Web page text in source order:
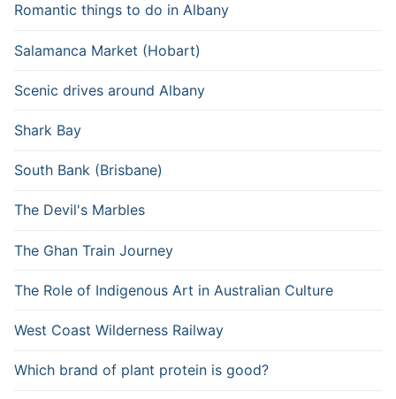
Romantic things to do in Albany
Salamanca Market (Hobart)
Scenic drives around Albany
Shark Bay
South Bank (Brisbane)
The Devil's Marbles
The Ghan Train Journey
The Role of Indigenous Art in Australian Culture
West Coast Wilderness Railway
Which brand of plant protein is good?